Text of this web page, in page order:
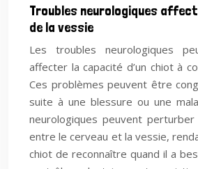
Troubles neurologiques
de la vessie
Les troubles neurologiques
affecter la capacité d’un chiot à
Ces problèmes peuvent être
suite à une blessure ou une
neurologiques peuvent perturber
entre le cerveau et la vessie,
chiot de reconnaître quand il a